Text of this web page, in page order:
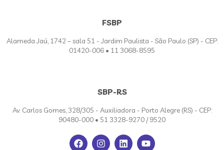
FSBP
Alameda Jaú, 1742 – sala 51 - Jardim Paulista - São Paulo (SP) - CEP:
01420-006 • 11 3068-8595
SBP-RS
Av. Carlos Gomes, 328/305 - Auxiliadora - Porto Alegre (RS) - CEP:
90480-000 • 51 3328-9270 / 9520